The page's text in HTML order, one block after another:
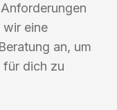
wir eine
an, um
für dich zu